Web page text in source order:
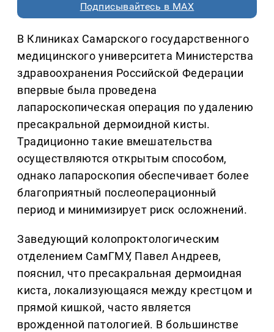
Подписывайтесь в MAX
В Клиниках Самарского государственного
медицинского университета Министерства
здравоохранения Российской Федерации
впервые была проведена
лапароскопическая операция по удалению
пресакральной дермоидной кисты.
Традиционно такие вмешательства
осуществляются открытым способом,
однако лапароскопия обеспечивает более
благоприятный послеоперационный
период и минимизирует риск осложнений.
Заведующий колопроктологическим
отделением СамГМУ, Павел Андреев,
пояснил, что пресакральная дермоидная
киста, локализующаяся между крестцом и
прямой кишкой, часто является
врожденной патологией. В большинстве